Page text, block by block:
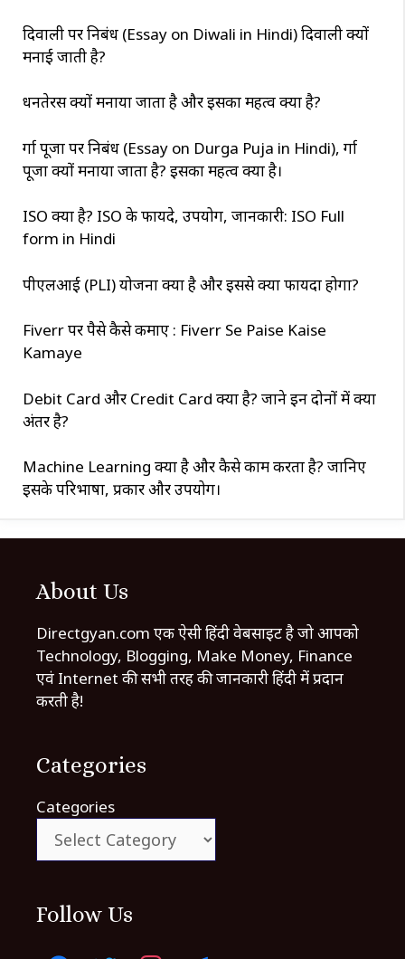
दिवाली पर निबंध (Essay on Diwali in Hindi) दिवाली क्यों
मनाई जाती है?
धनतेरस क्यों मनाया जाता है और इसका महत्व क्या है?
दुर्गा पूजा पर निबंध (Essay on Durga Puja in Hindi), दुर्गा
पूजा क्यों मनाया जाता है? इसका महत्व क्या है।
ISO क्या है? ISO के फायदे, उपयोग, जानकारी: ISO Full
form in Hindi
पीएलआई (PLI) योजना क्या है और इससे क्या फायदा होगा?
Fiverr पर पैसे कैसे कमाए : Fiverr Se Paise Kaise
Kamaye
Debit Card और Credit Card क्या है? जाने इन दोनों में क्या
अंतर है?
Machine Learning क्या है और कैसे काम करता है? जानिए
इसके परिभाषा, प्रकार और उपयोग।
About Us
Directgyan.com एक ऐसी हिंदी वेबसाइट है जो आपको
Technology, Blogging, Make Money, Finance
एवं Internet की सभी तरह की जानकारी हिंदी में प्रदान
करती है!
Categories
Categories
Follow Us